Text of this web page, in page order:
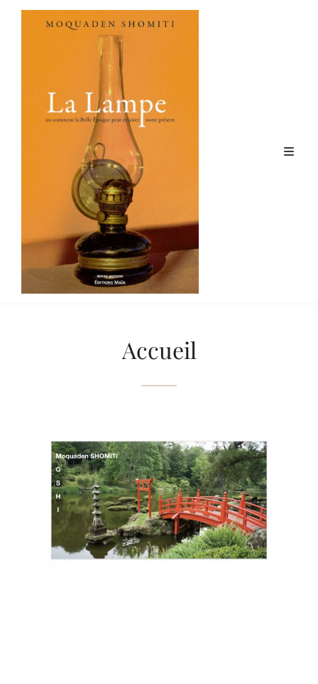
Accueil